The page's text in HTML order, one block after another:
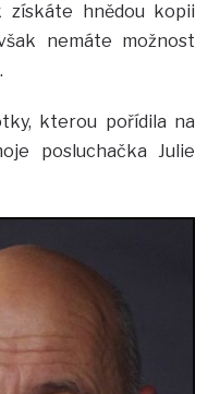
získáte hnědou kopii
nemáte možnost
kterou pořídila na
posluchačka Julie